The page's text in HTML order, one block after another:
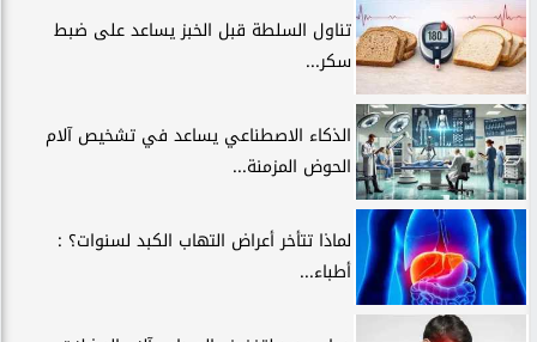
تناول السلطة قبل الخبز يساعد على ضبط
سكر...
الذكاء الاصطناعي يساعد في تشخيص آلام
الحوض المزمنة...
لماذا تتأخر أعراض التهاب الكبد لسنوات؟ :
أطباء...